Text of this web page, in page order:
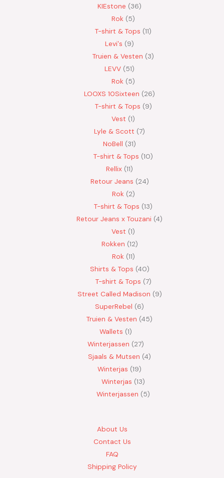
KIEstone
36
Rok 5
T-shirt & Tops 11
Levi's
9
Truien & Vesten
3
LEVV 51
Rok 5
LOOXS 10Sixteen
26
T-shirt & Tops 9
Vest 1
Lyle & Scott 7
NoBell
31
T-shirt & Tops 10
Rellix 11
Retour Jeans 24
Rok 2
T-shirt & Tops 13
Retour Jeans x Touzani 4
Vest 1
Rokken 12
Rok 11
Shirts & Tops 40
T-shirt & Tops 7
Street Called Madison 9
SuperRebel
6
Truien & Vesten 45
Wallets 1
Winterjassen
27
Sjaals & Mutsen 4
Winterjas 19
Winterjas 13
Winterjassen
5
About Us
Contact Us
FAQ
Shipping Policy